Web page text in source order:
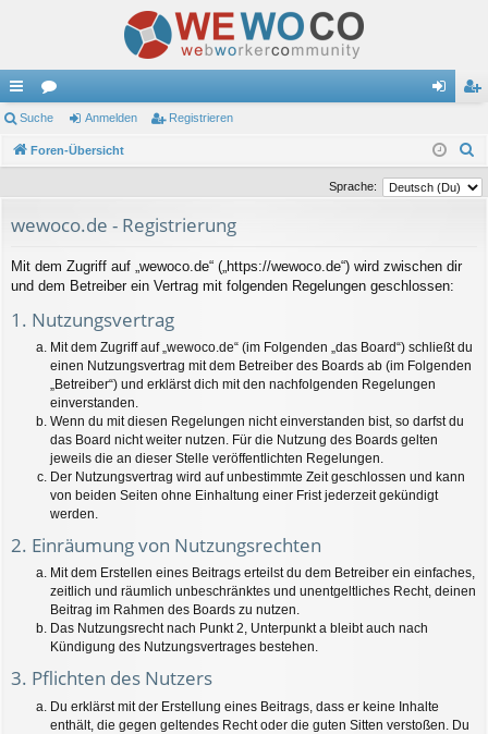
ch
ne
or
en m
el
ist
rie
Suche Anmelden Registrieren
Foren-Übersicht
c
Sprache:
wewoco.de - Registrierung
Mit dem Zugriff auf „wewoco.de“ („https://wewoco.de“) wird zwischen dir
und dem Betreiber ein Vertrag mit folgenden Regelungen geschlossen:
1. Nutzungsvertrag
Mit dem Zugriff auf „wewoco.de“ (im Folgenden „das Board“) schließt du
einen Nutzungsvertrag mit dem Betreiber des Boards ab (im Folgenden
„Betreiber“) und erklärst dich mit den nachfolgenden Regelungen
einverstanden.
Wenn du mit diesen Regelungen nicht einverstanden bist, so darfst du
das Board nicht weiter nutzen. Für die Nutzung des Boards gelten
jeweils die an dieser Stelle veröffentlichten Regelungen.
Der Nutzungsvertrag wird auf unbestimmte Zeit geschlossen und kann
von beiden Seiten ohne Einhaltung einer Frist jederzeit gekündigt
werden.
2. Einräumung von Nutzungsrechten
Mit dem Erstellen eines Beitrags erteilst du dem Betreiber ein einfaches,
zeitlich und räumlich unbeschränktes und unentgeltliches Recht, deinen
Beitrag im Rahmen des Boards zu nutzen.
Das Nutzungsrecht nach Punkt 2, Unterpunkt a bleibt auch nach
Kündigung des Nutzungsvertrages bestehen.
3. Pflichten des Nutzers
Du erklärst mit der Erstellung eines Beitrags, dass er keine Inhalte
enthält, die gegen geltendes Recht oder die guten Sitten verstoßen. Du